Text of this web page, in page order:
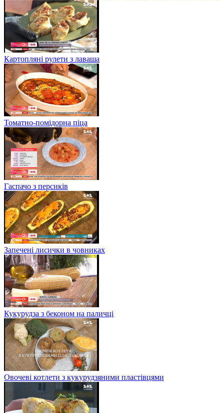
Картопляні рулети з лаваша
Томатно-помідорна піца
Гаспачо з персиків
Запечені лисички в човниках
Кукурудза з беконом на паличці
Овочеві котлети з кукурудзяними пластівцями